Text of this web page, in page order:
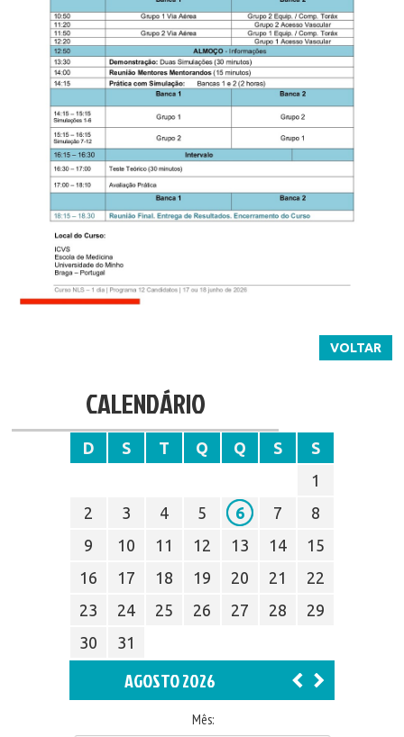
VOLTAR
CALENDÁRIO
D S T Q Q S
S
1
2
3 4 5 6 7
8
9
10 11 12 13 14
15
16
17 18 19 20 21
22
23
24 25 26 27 28
29
30
31
AGOSTO 2026
Mês: